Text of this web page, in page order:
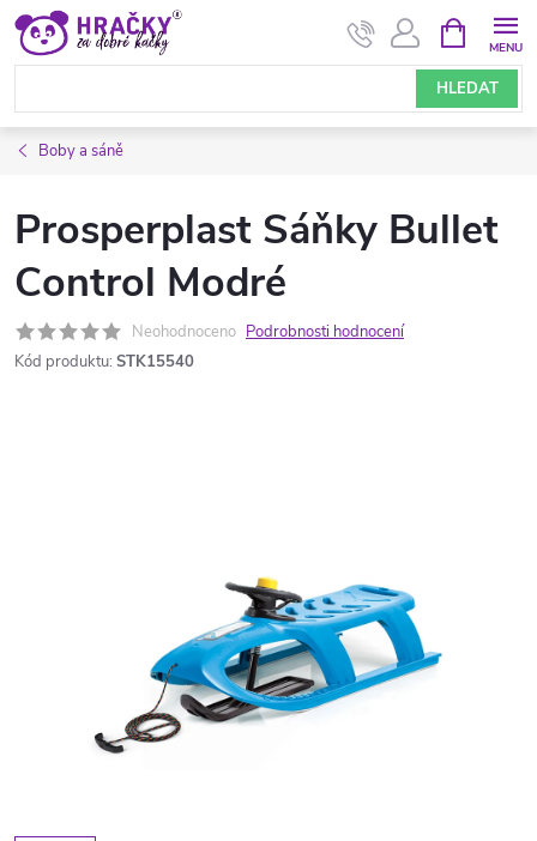
Přejít
obsah
HLEDAT
NÁKUPNÍ
KOŠÍK
Boby a sáně
Prosperplast Sáňky Bullet
Control Modré
Neohodnoceno Podrobnosti hodnocení
Kód produktu: STK15540